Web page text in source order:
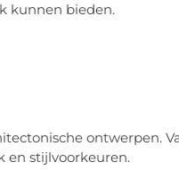
kunnen bieden.
ontwerpen.
en stijlvoorkeuren.